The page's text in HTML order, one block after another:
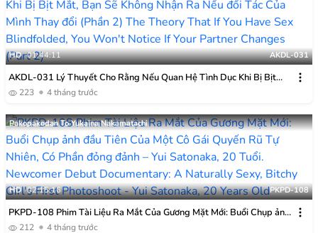
HD 01:44:11 AKDL-031
AKDL-031 Lý Thuyết Cho Rằng Nếu Quan Hệ Tình Dục Khi Bị Bịt
Mắt, Bạn Sẽ Không Nhận Ra Nếu đối Tác Của Mình Thay đổi (Phần 2)
223 4 tháng trước
Pakopakodan To Yukaina Nakamatachi
HD 02:15:16 PKPD-108
PKPD-108 Phim Tài Liệu Ra Mắt Của Gương Mặt Mới: Buổi Chụp ảnh
đầu Tiên Của Một Cô Gái Quyến Rũ Tự Nhiên, Có Phần đỏng đảnh –
212 4 tháng trước